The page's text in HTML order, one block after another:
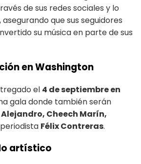
de sus redes sociales y lo
que sus seguidores
su música en parte de sus
en Washington
el 4 de septiembre en
gala donde también serán
Alejandro, Cheech Marín,
Félix Contreras.
artístico